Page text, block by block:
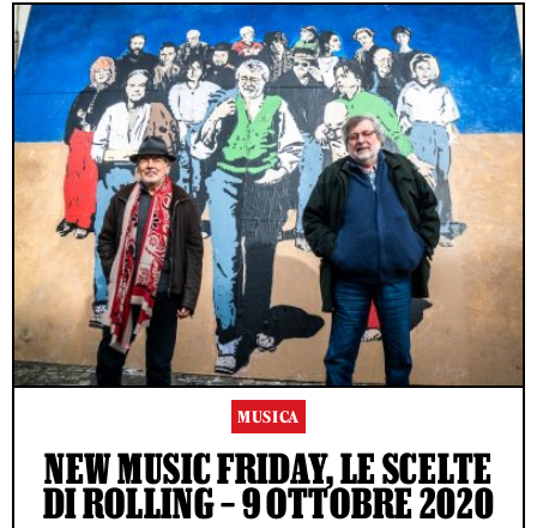
MUSICA
NEW MUSIC FRIDAY, LE SCELTE
DI ROLLING – 9 OTTOBRE 2020